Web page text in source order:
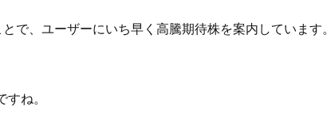
で、ユーザーにいち早く高騰期待株を案内しています。
ね。